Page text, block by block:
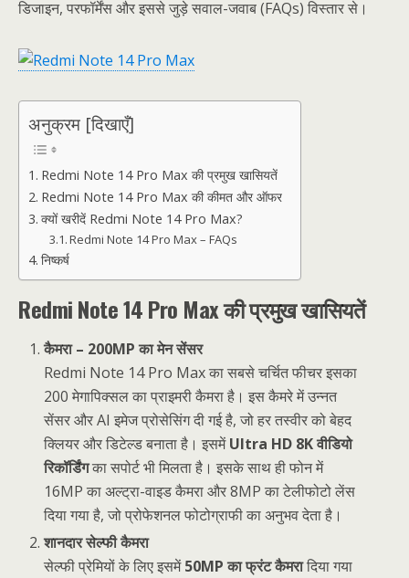
डिजाइन, परफॉर्मेंस और इससे जुड़े सवाल-जवाब (FAQs) विस्तार से।
अनुक्रम [दिखाएँ]
Redmi Note 14 Pro Max की प्रमुख खासियतें
Redmi Note 14 Pro Max की कीमत और ऑफर
क्यों खरीदें Redmi Note 14 Pro Max?
Redmi Note 14 Pro Max – FAQs
निष्कर्ष
Redmi Note 14 Pro Max की प्रमुख खासियतें
कैमरा – 200MP का मेन सेंसर
Redmi Note 14 Pro Max का सबसे चर्चित फीचर इसका
200 मेगापिक्सल का प्राइमरी कैमरा है। इस कैमरे में उन्नत
सेंसर और AI इमेज प्रोसेसिंग दी गई है, जो हर तस्वीर को बेहद
क्लियर और डिटेल्ड बनाता है। इसमेंUltra HD 8K वीडियो
रिकॉर्डिंगका सपोर्ट भी मिलता है। इसके साथ ही फोन में
16MP का अल्ट्रा-वाइड कैमरा और 8MP का टेलीफोटो लेंस
दिया गया है, जो प्रोफेशनल फोटोग्राफी का अनुभव देता है।
शानदार सेल्फी कैमरा
सेल्फी प्रेमियों के लिए इसमें50MP का फ्रंट कैमरादिया गया